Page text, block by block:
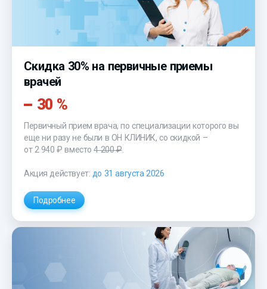
Скидка 30% на первичные приемы
врачей
30 %
Первичный прием врача, по специализации которого вы
еще ни разу не были в ОН КЛИНИК, со скидкой –
от 2 940 ₽ вместо4 200 ₽.
Акция действует: до 31 августа 2026
Подробнее